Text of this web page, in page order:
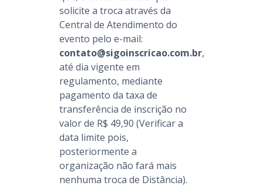
solicite a troca através da
Central de Atendimento do
evento pelo e-mail:
contato@sigoinscricao.com.br,
até dia vigente em
regulamento, mediante
pagamento da taxa de
transferência de inscrição no
valor de R$ 49,90 (Verificar a
data limite pois,
posteriormente a
organização não fará mais
nenhuma troca de Distância).